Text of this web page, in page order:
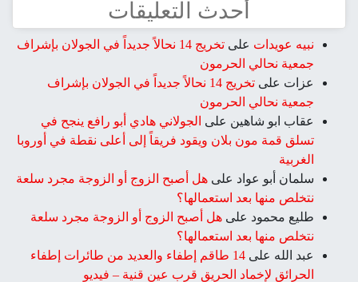
أحدث التعليقات
نبيه عويدات على
تخريج 14 نحالاً جديداً في الجولان بإشراف
جمعية نحالي الحرمون
عزات على
تخريج 14 نحالاً جديداً في الجولان بإشراف
جمعية نحالي الحرمون
عقاب ابو شاهين على الجولاني هادي أبو رافع ينجح في
تسلق قمة مون بلان ويقود فريقاً إلى أعلى نقطة في أوروبا
الغربية
سلمان أبو عواد على هل أصبح الزوج أو الزوجة مجرد سلعة
نتخلص منها بعد استعمالها؟
طليع محمود على هل أصبح الزوج أو الزوجة مجرد سلعة
نتخلص منها بعد استعمالها؟
عبد الله على
14 طاقم إطفاء والعديد من طائرات إطفاء
الحرائق لإخماد الحريق قرب عين قنية – فيديو